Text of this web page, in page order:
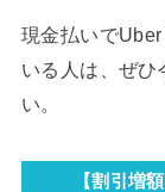
現金払いで
いる人は、ぜひ
い。
【割引増